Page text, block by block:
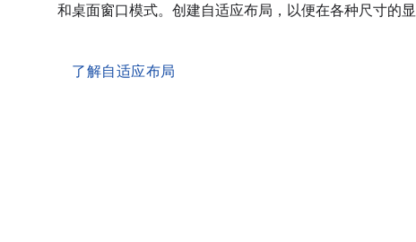
和桌面窗口模式。创建自适应布局，以便在各种尺寸的
了解自适应布局